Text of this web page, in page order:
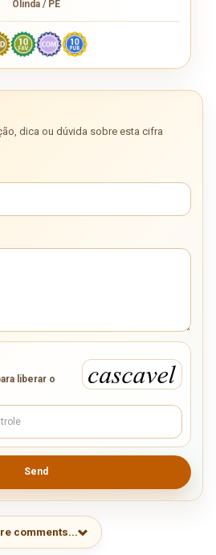
Olinda / PE
dica ou dúvida sobre esta cifra
liberar o
Send
comments...